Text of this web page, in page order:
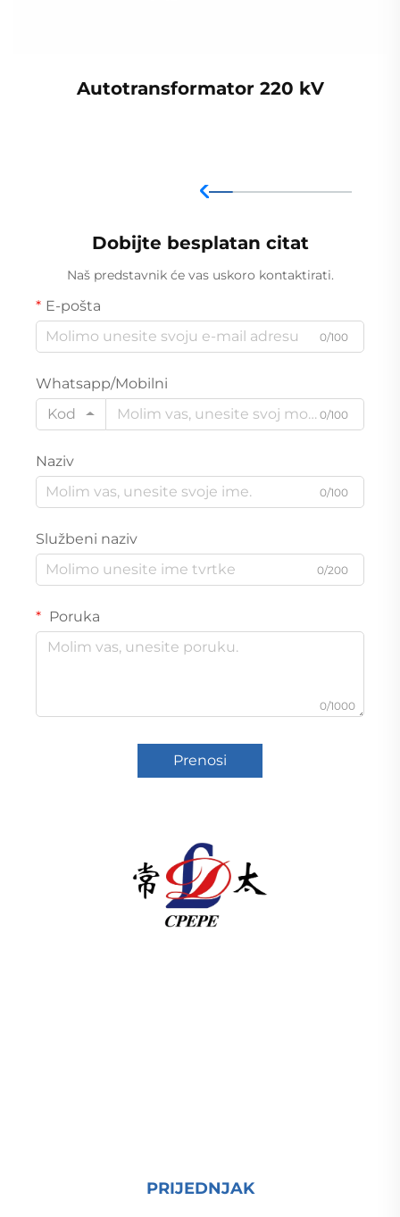
Autotransformator 220 kV
Dobijte besplatan citat
Naš predstavnik će vas uskoro kontaktirati.
E-pošta
0/100
Whatsapp/Mobilni
Kod
0/100
Naziv
0/100
Službeni naziv
0/200
Poruka
0/1000
Prenosi
PRIJEDNJAK